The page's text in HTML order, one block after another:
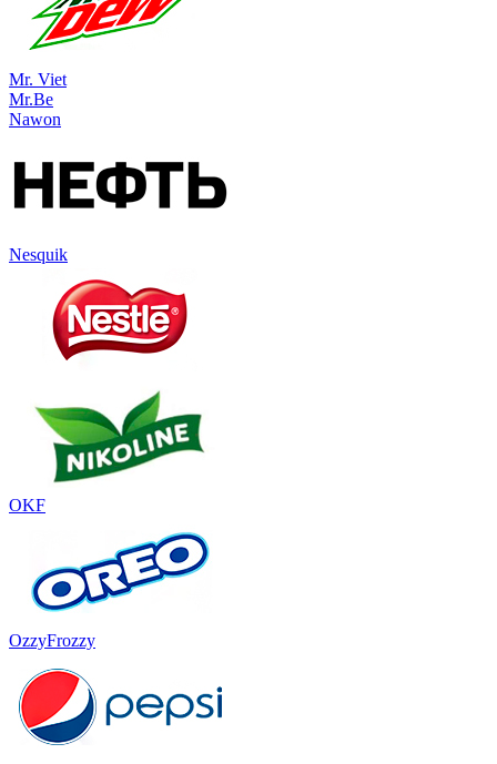
Mr. Viet
Mr.Be
Nawon
Nesquik
OKF
OzzyFrozzy